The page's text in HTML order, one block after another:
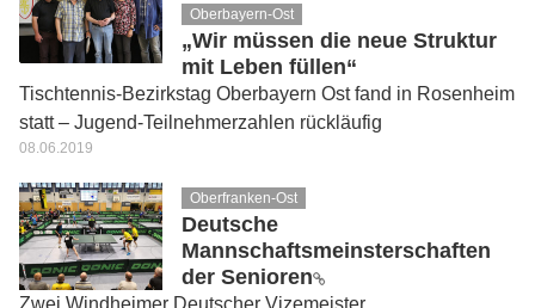
Oberbayern-Ost
„Wir müssen die neue Struktur
mit Leben füllen“
Tischtennis-Bezirkstag Oberbayern Ost fand in Rosenheim
statt – Jugend-Teilnehmerzahlen rückläufig
08.06.2019
Oberfranken-Ost
Deutsche
Mannschaftsmeinsterschaften
der Senioren
Zwei Windheimer Deutscher Vizemeister